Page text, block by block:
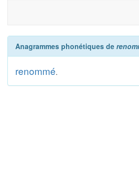
Anagrammes phonétiques de
renommé.